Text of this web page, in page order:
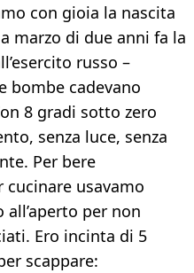
con gioia la nascita
marzo di due anni fa la
russo –
bombe cadevano
8 gradi sotto zero
senza luce, senza
Per bere
cucinare usavamo
all’aperto per non
Ero incinta di 5
scappare: